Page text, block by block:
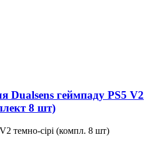
Dualsens геймпаду PS5 V2
8 шт)
темно-сірі (компл. 8 шт)